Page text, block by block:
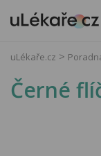
uLékaře.cz
Černé